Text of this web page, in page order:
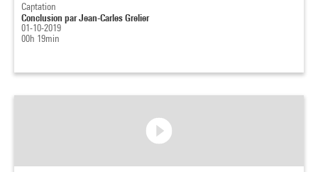
Captation
Conclusion par Jean-Carles Grelier
01-10-2019
00h 19min